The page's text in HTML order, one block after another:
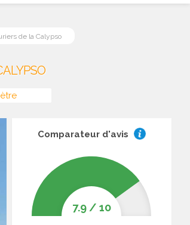
de la Calypso
Comparateur d'avis
7.9/ 10